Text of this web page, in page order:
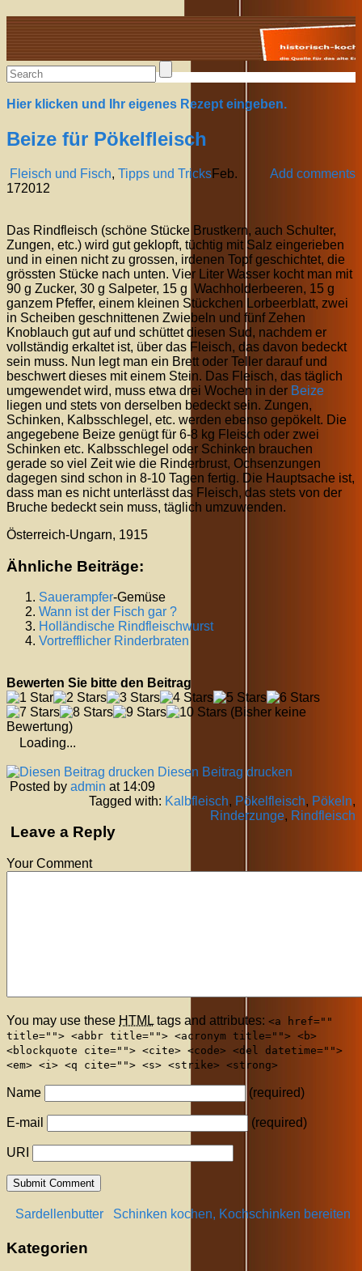
Alte Rezepte online
Hier klicken und Ihr eigenes Rezept eingeben.
Beize für Pökelfleisch
Fleisch und Fisch, Tipps und Tricks Add comments
Feb.
172012
Das Rindfleisch (schöne Stücke Brustkern, auch Schulter,
Zungen, etc.) wird gut geklopft, tüchtig mit Salz eingerieben
und in einen nicht zu grossen, irdenen Topf geschichtet, die
grössten Stücke nach unten. Vier Liter Wasser kocht man mit
90 g Zucker, 30 g Salpeter, 15 g Wachholderbeeren, 15 g
ganzem Pfeffer, einem kleinen Stückchen Lorbeerblatt, zwei
in Scheiben geschnittenen Zwiebeln und fünf Zehen
Knoblauch gut auf und schüttet diesen Sud, nachdem er
vollständig erkaltet ist, über das Fleisch, das davon bedeckt
sein muss. Nun legt man ein Brett oder Teller darauf und
beschwert dieses mit einem Stein. Das Fleisch, das täglich
umgewendet wird, muss etwa drei Wochen in der Beize
liegen und stets von derselben bedeckt sein. Zungen,
Schinken, Kalbsschlegel, etc. werden ebenso gepökelt. Die
angegebene Beize genügt für 6-8 kg Fleisch oder zwei
Schinken etc. Kalbsschlegel oder Schinken brauchen
gerade so viel Zeit wie die Rinderbrust, Ochsenzungen
dagegen sind schon in 8-10 Tagen fertig. Die Hauptsache ist,
dass man es nicht unterlässt das Fleisch, das stets von der
Bruche bedeckt sein muss, täglich umzuwenden.
Österreich-Ungarn, 1915
Ähnliche Beiträge:
Sauerampfer-Gemüse
Wann ist der Fisch gar ?
Holländische Rindfleischwurst
Vortrefflicher Rinderbraten
Bewerten Sie bitte den Beitrag
(Bisher keine
Bewertung)
Loading...
Diesen Beitrag drucken
Posted by admin at 14:09
Tagged with: Kalbfleisch, Pökelfleisch, Pökeln,
Rinderzunge, Rindfleisch
Leave a Reply
Your Comment
You may use these HTML tags and attributes: <a href=""
title=""> <abbr title=""> <acronym title=""> <b>
<blockquote cite=""> <cite> <code> <del datetime="">
<em> <i> <q cite=""> <s> <strike> <strong>
Name (required)
E-mail (required)
URI
Sardellenbutter Schinken kochen, Kochschinken bereiten
Kategorien